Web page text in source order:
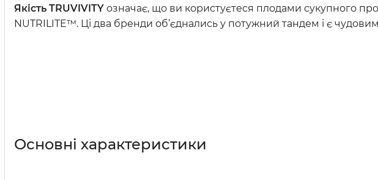
Якість TRUVIVITY означає, що ви користуєтеся плодами сукупного
NUTRILITE™. Ці два бренди об’єднались у потужний тандем і є
Основні характеристики